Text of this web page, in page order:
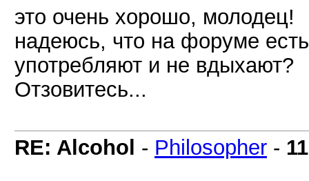
это очень хорошо, молодец!
надеюсь, что на форуме
употребляют и не вдыхают?
Отзовитесь...
RE: Alcohol - Philosopher -